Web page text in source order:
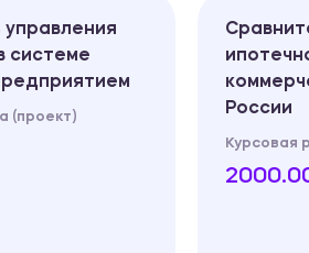
системе
(проект)
России
Курсовая